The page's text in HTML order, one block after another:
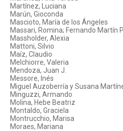
Martínez, Luciana
Marún, Gioconda
Mascioto, María de los Ángeles
Massari, Romina; Fernando Martín
Massholder, Alexia
Mattoni, Silvio
Maíz, Claudio
Melchiorre, Valeria
Mendoza, Juan J.
Messore, Inés
Miguel Auzoberría y Susana
Minguzzi, Armando
Molina, Hebe Beatriz
Montaldo, Graciela
Montrucchio, Marisa
Moraes, Mariana